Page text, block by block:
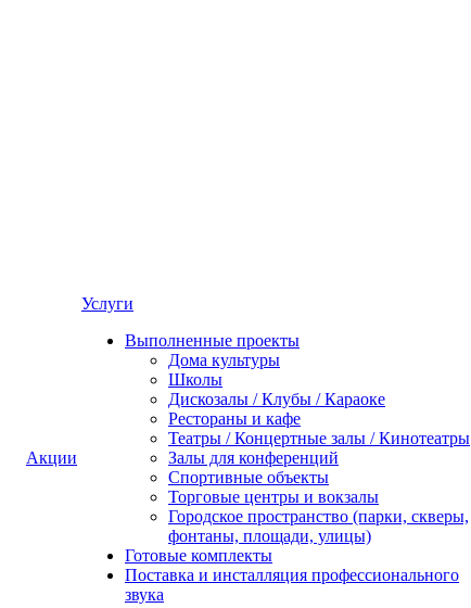
Акции
Услуги
Выполненные проекты
Дома культуры
Школы
Дискозалы / Клубы / Караоке
Рестораны и кафе
Театры / Концертные залы / Кинотеатры
Залы для конференций
Спортивные объекты
Торговые центры и вокзалы
Городское пространство (парки, скверы,
фонтаны, площади, улицы)
Готовые комплекты
Поставка и инсталляция профессионального
звука